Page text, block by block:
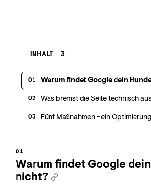
INHALT 3
01 Warum findet Google dein
02 Was bremst die Seite technisch
03 Fünf Maßnahmen - ein
Warum findet Google
nicht?